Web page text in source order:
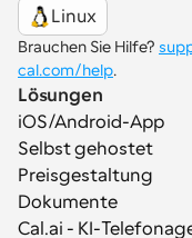
Linux
Brauchen Sie Hilfe?
cal.com/help.
Lösungen
iOS/Android-App
Selbst gehostet
Preisgestaltung
Dokumente
Cal.ai - KI-